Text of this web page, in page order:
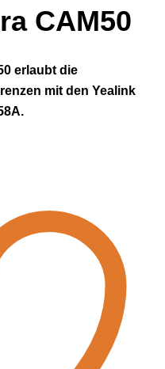
CAM50
erlaubt die
mit den Yealink